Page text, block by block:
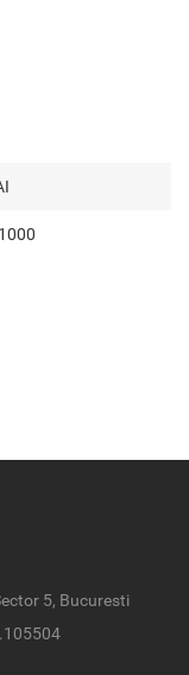
5, Bucuresti